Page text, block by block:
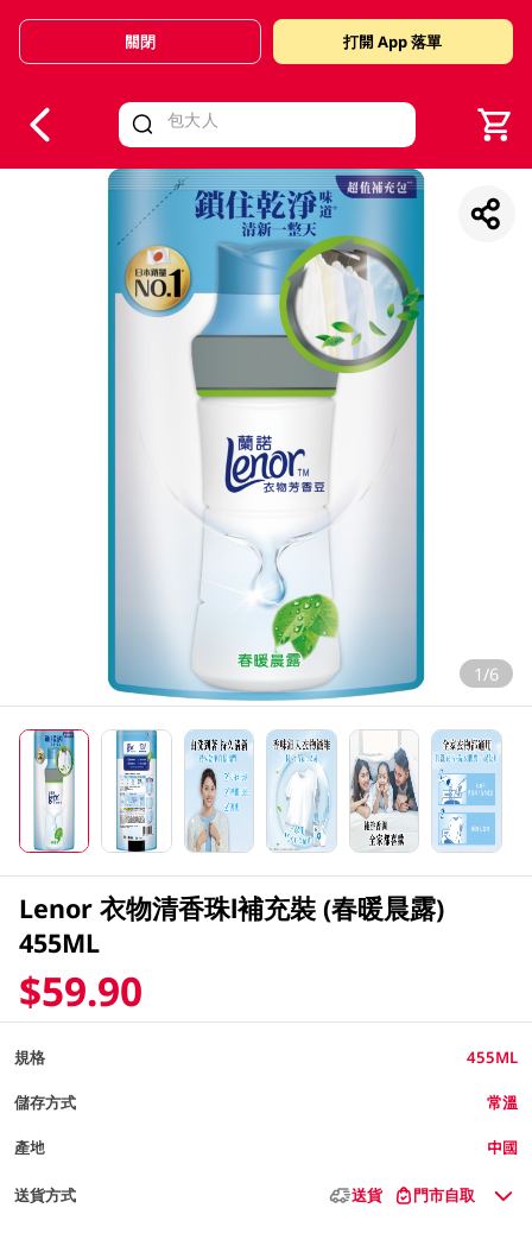
Valid Until 30 June 2026
關閉 打開 App 落單
1/6
Lenor 衣物清香珠l補充裝 (春暖晨露)
455ML
$59.90
規格 455ML
儲存方式 常溫
產地 中國
送貨方式 送貨 門市自取